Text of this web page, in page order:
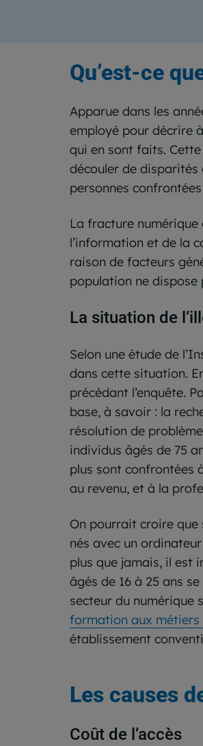
Qu’est-ce
Apparue dans les
employé pour décrire
qui en sont faits.
découler de disparités
personnes
La fracture numérique
l’information et de la
raison de facteurs
population ne dispose
La situation de
Selon une étude de
dans cette situation.
précédant l’enquête.
base, à savoir : la
résolution de
individus âgés de 75
plus sont confrontées
au revenu, et à la
On pourrait croire que
nés avec un
plus que jamais, il est
âgés de 16 à 25 ans
secteur du numérique
formation aux métiers
établissement
Les causes
Coût de l’accès